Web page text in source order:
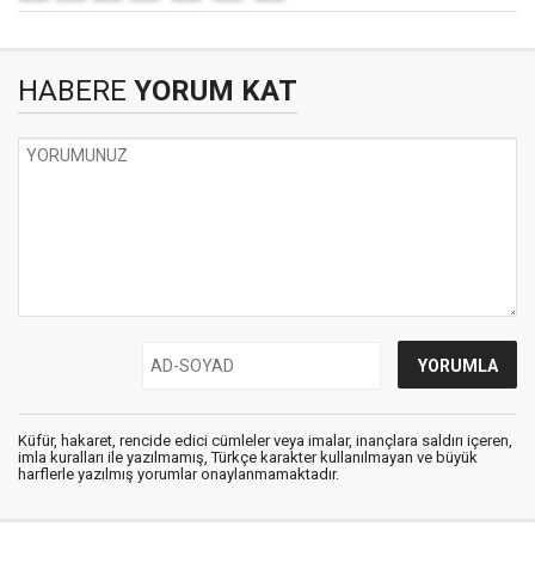
HABERE YORUM KAT
Küfür, hakaret, rencide edici cümleler veya imalar, inançlara saldırı içeren,
imla kuralları ile yazılmamış, Türkçe karakter kullanılmayan ve büyük
harflerle yazılmış yorumlar onaylanmamaktadır.